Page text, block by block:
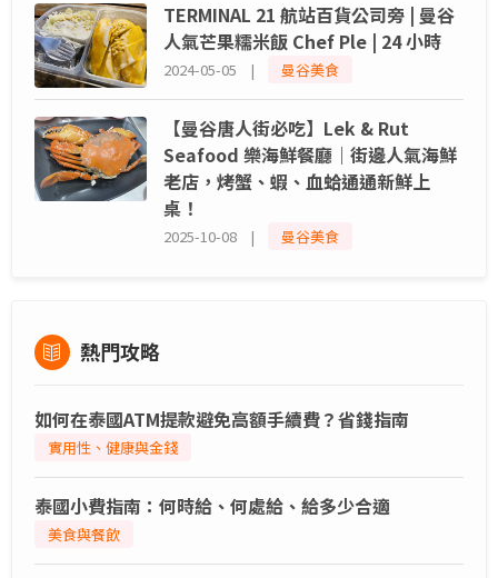
TERMINAL 21 航站百貨公司旁 | 曼谷
人氣芒果糯米飯 Chef Ple | 24 小時
2024-05-05 | 曼谷美食
【曼谷唐人街必吃】Lek & Rut
Seafood 樂海鮮餐廳｜街邊人氣海鮮
老店，烤蟹、蝦、血蛤通通新鮮上
桌！
2025-10-08 | 曼谷美食
熱門攻略
如何在泰國ATM提款避免高額手續費？省錢指南
實用性、健康與金錢
泰國小費指南：何時給、何處給、給多少合適
美食與餐飲